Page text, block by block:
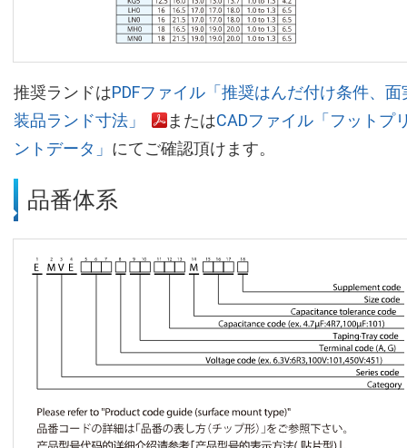
推奨ランドはPDFファイル「推奨はんだ付け条件、面
装品ランド寸法」
またはCADファイル「フットプ
ントデータ」 にてご確認頂けます。
品番体系